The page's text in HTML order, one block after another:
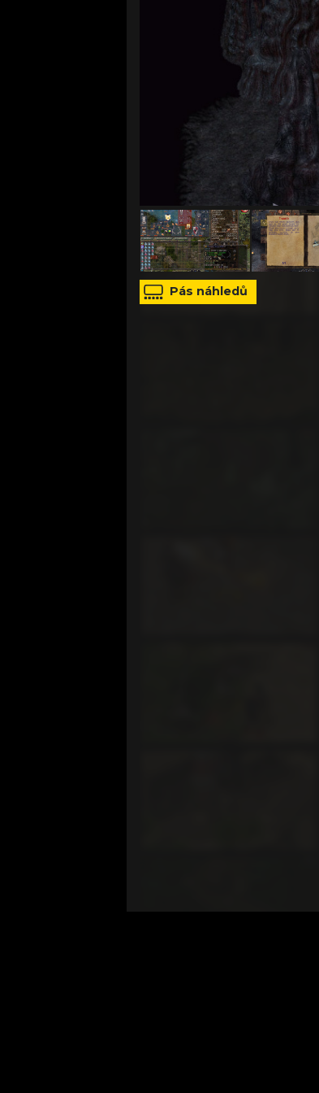
Pás náhledů